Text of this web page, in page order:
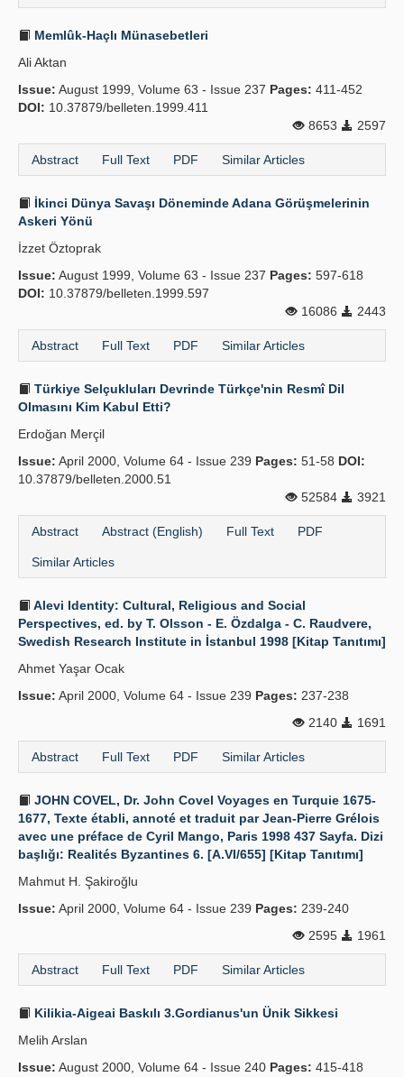
Memlûk-Haçlı Münasebetleri
Ali Aktan
Issue: August 1999, Volume 63 - Issue 237 Pages: 411-452
DOI: 10.37879/belleten.1999.411
8653
2597
Abstract Full Text PDF Similar Articles
İkinci Dünya Savaşı Döneminde Adana Görüşmelerinin
Askeri Yönü
İzzet Öztoprak
Issue: August 1999, Volume 63 - Issue 237 Pages: 597-618
DOI: 10.37879/belleten.1999.597
16086
2443
Abstract Full Text PDF Similar Articles
Türkiye Selçukluları Devrinde Türkçe'nin Resmî Dil
Olmasını Kim Kabul Etti?
Erdoğan Merçil
Issue: April 2000, Volume 64 - Issue 239 Pages: 51-58 DOI:
10.37879/belleten.2000.51
52584
3921
Abstract Abstract (English) Full Text PDF
Similar Articles
Alevi Identity: Cultural, Religious and Social
Perspectives, ed. by T. Olsson - E. Özdalga - C. Raudvere,
Swedish Research Institute in İstanbul 1998 [Kitap Tanıtımı]
Ahmet Yaşar Ocak
Issue: April 2000, Volume 64 - Issue 239 Pages: 237-238
2140
1691
Abstract Full Text PDF Similar Articles
JOHN COVEL, Dr. John Covel Voyages en Turquie 1675-
1677, Texte établi, annoté et traduit par Jean-Pierre Grélois
avec une préface de Cyril Mango, Paris 1998 437 Sayfa. Dizi
başlığı: Realités Byzantines 6. [A.VI/655] [Kitap Tanıtımı]
Mahmut H. Şakiroğlu
Issue: April 2000, Volume 64 - Issue 239 Pages: 239-240
2595
1961
Abstract Full Text PDF Similar Articles
Kilikia-Aigeai Baskılı 3.Gordianus'un Ünik Sikkesi
Melih Arslan
Issue: August 2000, Volume 64 - Issue 240 Pages: 415-418